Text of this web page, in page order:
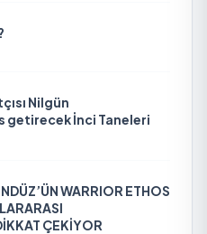
Nilgün
getirecek İnci Taneleri
WARRIOR ETHOS
ÇEKİYOR